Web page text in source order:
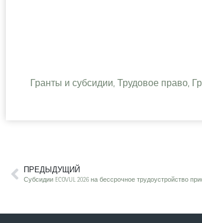
Гранты и субсидии, Трудовое право,
ПРЕДЫДУЩИЙ
Субсидии ECOVUL 2026 на бессрочное трудоустройство